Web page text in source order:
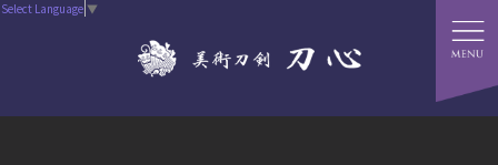
Select Language ▼